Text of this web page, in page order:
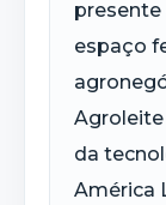
espaço
Agroleite
da
América